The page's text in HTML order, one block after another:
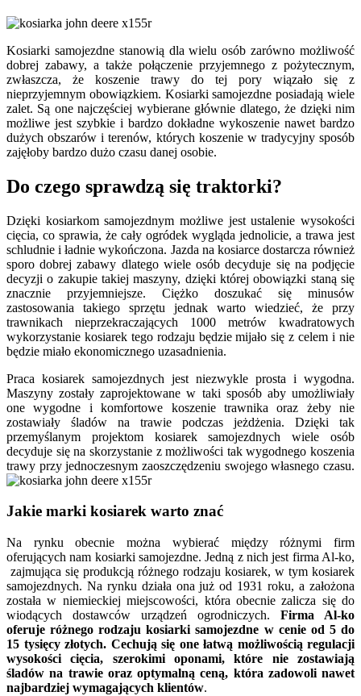
Kosiarki samojezdne stanowią dla wielu osób zarówno możliwość
dobrej zabawy, a także połączenie przyjemnego z pożytecznym,
zwłaszcza, że koszenie trawy do tej pory wiązało się z
nieprzyjemnym obowiązkiem. Kosiarki samojezdne posiadają wiele
zalet. Są one najczęściej wybierane głównie dlatego, że dzięki nim
możliwe jest szybkie i bardzo dokładne wykoszenie nawet bardzo
dużych obszarów i terenów, których koszenie w tradycyjny sposób
zajęłoby bardzo dużo czasu danej osobie.
Do czego sprawdzą się traktorki?
Dzięki kosiarkom samojezdnym możliwe jest ustalenie wysokości
cięcia, co sprawia, że cały ogródek wygląda jednolicie, a trawa jest
schludnie i ładnie wykończona. Jazda na kosiarce dostarcza również
sporo dobrej zabawy dlatego wiele osób decyduje się na podjęcie
decyzji o zakupie takiej maszyny, dzięki której obowiązki staną się
znacznie przyjemniejsze. Ciężko doszukać się minusów
zastosowania takiego sprzętu jednak warto wiedzieć, że przy
trawnikach nieprzekraczających 1000 metrów kwadratowych
wykorzystanie kosiarek tego rodzaju będzie mijało się z celem i nie
będzie miało ekonomicznego uzasadnienia.
Praca kosiarek samojezdnych jest niezwykle prosta i wygodna.
Maszyny zostały zaprojektowane w taki sposób aby umożliwiały
one wygodne i komfortowe koszenie trawnika oraz żeby nie
zostawiały śladów na trawie podczas jeżdżenia. Dzięki tak
przemyślanym projektom kosiarek samojezdnych wiele osób
decyduje się na skorzystanie z możliwości tak wygodnego koszenia
trawy przy jednoczesnym zaoszczędzeniu swojego własnego czasu.
Jakie marki kosiarek warto znać
Na rynku obecnie można wybierać między różnymi firm
oferujących nam kosiarki samojezdne. Jedną z nich jest firma Al-ko,
zajmująca się produkcją różnego rodzaju kosiarek, w tym kosiarek
samojezdnych. Na rynku działa ona już od 1931 roku, a założona
została w niemieckiej miejscowości, która obecnie zalicza się do
wiodących dostawców urządzeń ogrodniczych. Firma Al-ko
oferuje różnego rodzaju kosiarki samojezdne w cenie od 5 do
15 tysięcy złotych. Cechują się one łatwą możliwością regulacji
wysokości cięcia, szerokimi oponami, które nie zostawiają
śladów na trawie oraz optymalną ceną, która zadowoli nawet
najbardziej wymagających klientów.